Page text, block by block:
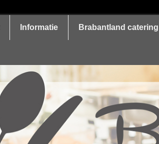
Informatie Brabantland catering